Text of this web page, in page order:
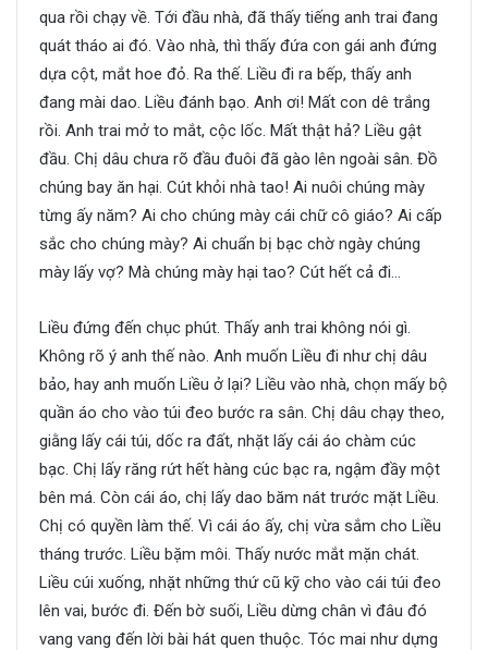
qua rồi chạy về. Tới đầu nhà, đã thấy tiếng anh trai đang
quát tháo ai đó. Vào nhà, thì thấy đứa con gái anh đứng
dựa cột, mắt hoe đỏ. Ra thế. Liều đi ra bếp, thấy anh
đang mài dao. Liều đánh bạo. Anh ơi! Mất con dê trắng
rồi. Anh trai mở to mắt, cộc lốc. Mất thật hả? Liều gật
đầu. Chị dâu chưa rõ đầu đuôi đã gào lên ngoài sân. Đồ
chúng bay ăn hại. Cút khỏi nhà tao! Ai nuôi chúng mày
từng ấy năm? Ai cho chúng mày cái chữ cô giáo? Ai cấp
sắc cho chúng mày? Ai chuẩn bị bạc chờ ngày chúng
mày lấy vợ? Mà chúng mày hại tao? Cút hết cả đi…
Liều đứng đến chục phút. Thấy anh trai không nói gì.
Không rõ ý anh thế nào. Anh muốn Liều đi như chị dâu
bảo, hay anh muốn Liều ở lại? Liều vào nhà, chọn mấy bộ
quần áo cho vào túi đeo bước ra sân. Chị dâu chạy theo,
giằng lấy cái túi, dốc ra đất, nhặt lấy cái áo chàm cúc
bạc. Chị lấy răng rứt hết hàng cúc bạc ra, ngậm đầy một
bên má. Còn cái áo, chị lấy dao băm nát trước mặt Liều.
Chị có quyền làm thế. Vì cái áo ấy, chị vừa sắm cho Liều
tháng trước. Liều bặm môi. Thấy nước mắt mặn chát.
Liều cúi xuống, nhặt những thứ cũ kỹ cho vào cái túi đeo
lên vai, bước đi. Đến bờ suối, Liều dừng chân vì đâu đó
vang vang đến lời bài hát quen thuộc. Tóc mai như dựng